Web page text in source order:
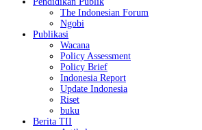
The Indonesian Forum
Ngobi
Publikasi
Wacana
Policy Assessment
Policy Brief
Indonesia Report
Update Indonesia
Riset
buku
Berita TII